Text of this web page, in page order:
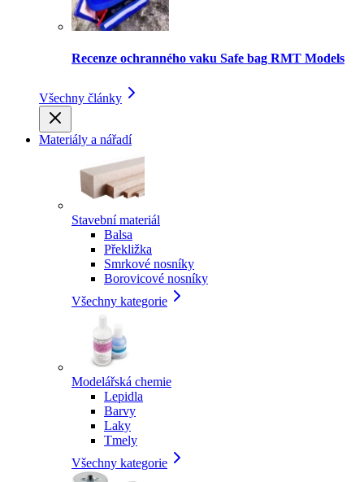
Recenze ochranného vaku Safe bag RMT Models
Všechny články
Materiály a nářadí
Stavební materiál
Balsa
Překližka
Smrkové nosníky
Borovicové nosníky
Všechny kategorie
Modelářská chemie
Lepidla
Barvy
Laky
Tmely
Všechny kategorie